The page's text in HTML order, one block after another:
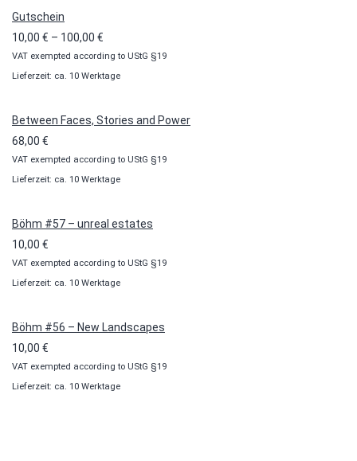
Gutschein
10,00 € – 100,00 €
10,00 €
bis
VAT exempted according to UStG §19
Lieferzeit: ca. 10 Werktage
Between Faces, Stories and Power
68,00 €
VAT exempted according to UStG §19
Lieferzeit: ca. 10 Werktage
Böhm #57 – unreal estates
10,00 €
VAT exempted according to UStG §19
Lieferzeit: ca. 10 Werktage
Böhm #56 – New Landscapes
10,00 €
VAT exempted according to UStG §19
Lieferzeit: ca. 10 Werktage